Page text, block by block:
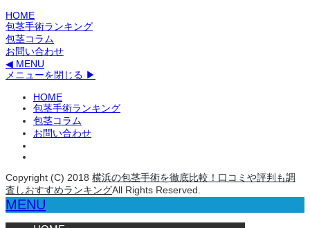
HOME
包茎手術ランキング
包茎コラム
お問い合わせ
◀ MENU
メニューを閉じる ▶
HOME
包茎手術ランキング
包茎コラム
お問い合わせ
Copyright (C) 2018 横浜の包茎手術を徹底比較！口コミや評判も調
査しおすすめランキングAll Rights Reserved.
MENU